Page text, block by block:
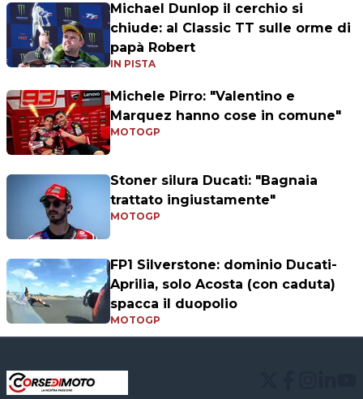
Michael Dunlop il cerchio si
chiude: al Classic TT sulle orme di
papà Robert
IN PISTA
Michele Pirro: "Valentino e
Marquez hanno cose in comune"
MOTOGP
Stoner silura Ducati: "Bagnaia
trattato ingiustamente"
MOTOGP
FP1 Silverstone: dominio Ducati-
Aprilia, solo Acosta (con caduta)
spacca il duopolio
MOTOGP